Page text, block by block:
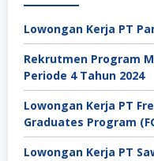
Lowongan Kerja PT
Rekrutmen Program
Periode 4 Tahun 2024
Lowongan Kerja PT
Graduates Program
Lowongan Kerja PT